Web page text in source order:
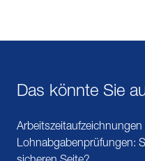
Das könnte Sie
Arbeitszeitaufzeichnungen
Lohnabgabenprüfungen: